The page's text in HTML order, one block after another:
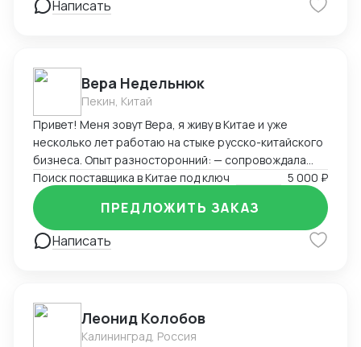
Написать
Вера Недельнюк
Пекин, Китай
Привет! Меня зовут Вера, я живу в Китае и уже
несколько лет работаю на стыке русско-китайского
бизнеса. Опыт разносторонний: — сопровождала
туристов и бизнес-группы, — работала байером
(поиск товаров, переговоры, логистика), — помогала
с закупками, документами и отправками, —
преподавала китайский и русский, — занималась
продажами на Wildberries, — вела китайский блог.
понимаю реалии обеих стран. Я организованная,
быстро вникаю в задачу и умею работать с людьми.
Буду рада сотрудничеству!
Поиск поставщика в Китае под ключ 5 000 ₽
Написать
ПРЕДЛОЖИТЬ ЗАКАЗ
Леонид Колобов
Калининград, Россия